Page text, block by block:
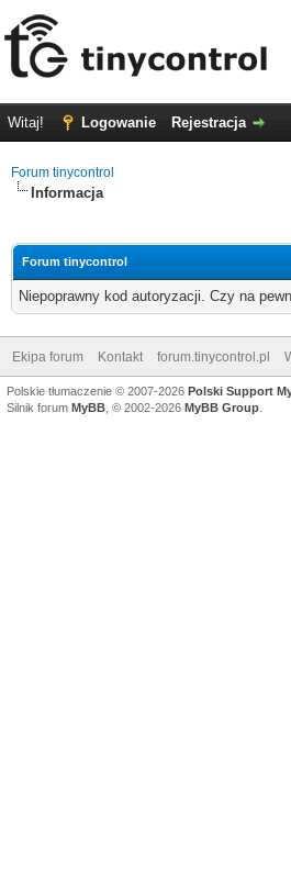
Witaj! Logowanie Rejestracja
Forum tinycontrol
Informacja
Forum tinycontrol
Niepoprawny kod autoryzacji. Czy na
Ekipa forum Kontakt forum.tinycontrol.pl
Polskie tłumaczenie © 2007-2026 Polski Support
Silnik forum MyBB , © 2002-2026 MyBB Group